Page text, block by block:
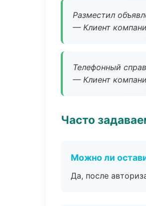
Разместил
— Клиент
Телефонный
— Клиент
Часто
Можно ли
Да, после